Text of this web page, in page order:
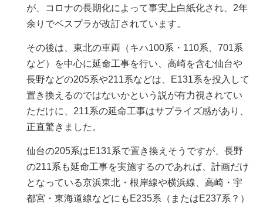
が、コロナの長期化によって事実上白紙化され、2年
余りでベスプラが改訂されています。
その後は、東北の車両（キハ100系・110系、701系
など）を中心に延命工事を行い、高崎を含む仙台や
長野などの205系や211系などは、E131系を投入して
置き換えるのではないかという説が有力視されてい
ただけに、211系の延命工事はサプライズ感があり、
正直驚きました。
仙台の205系はE131系で置き換えそうですが、長野
の211系も延命工事を実施するのであれば、計画だけ
となっている京浜東北・根岸線や横浜線、高崎・宇
都宮・東海道線などにもE235系（またはE237系？）